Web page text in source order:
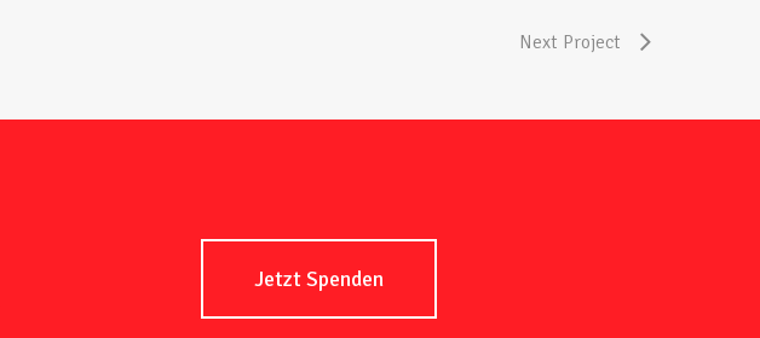
Next Project
Jetzt Spenden